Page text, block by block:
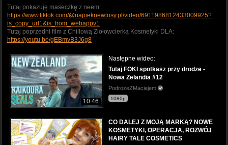
Tutaj pokazuję maseczkę z neem:
https://www.tiktok.com/@napieknewlosy.pl/video/6911986812433009925?
is_copy_url1&is_from_webappv1
Tutaj poprzedni film z Chillową Ziołowcierką Kosmetyki DLA:
https://youtu.be/gEBmvB3J6g8
10:46
Następne wideo:
Tutaj FOKI spotkasz przy drodze -
Nowa Zelandia #12
PodrozeZMaciejem
1080p
CO DALEJ Z MOJĄ MARKĄ? NOWE
KOSMETYKI, OPERACJA, ROZWÓJ
HAIRY TALE COSMETICS